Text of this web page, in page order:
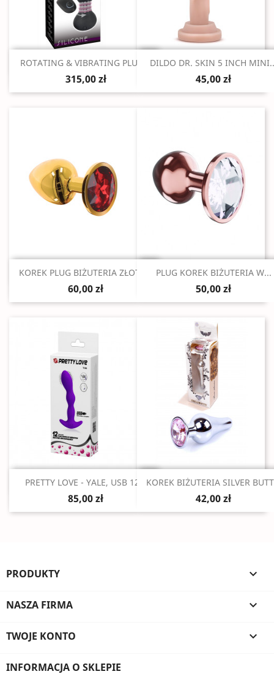
Szybki podgląd
ROTATING & VIBRATING PLUG...
315,00 zł
Szybki podgląd
DILDO DR. SKIN 5 INCH
45,00 zł
 Szybki podgląd
KOREK PLUG BIŻUTERIA ZŁOTY...
60,00 zł
Szybki podgląd
PLUG KOREK BIŻUTERIA W...
50,00 zł
 Szybki podgląd
PRETTY LOVE - YALE, USB 12...
85,00 zł
Szybki podgląd
KOREK BIŻUTERIA SILVER
42,00 zł
PRODUKTY 
NASZA FIRMA 
TWOJE KONTO 
INFORMACJA O SKLEPIE